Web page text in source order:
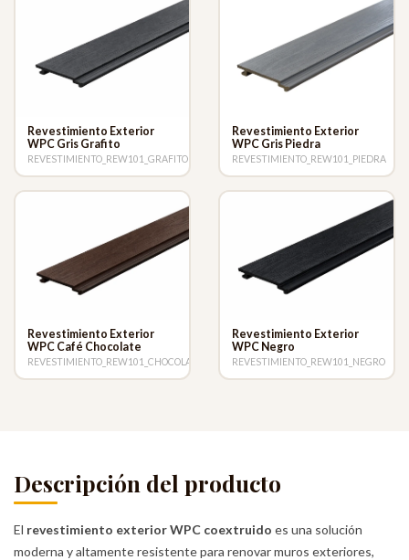
Revestimiento Exterior
WPC Gris Grafito
REVESTIMIENTO_REW101_GRAFITO
Revestimiento Exterior
WPC Gris Piedra
REVESTIMIENTO_REW101_PIEDRA
Revestimiento Exterior
WPC Café Chocolate
REVESTIMIENTO_REW101_CHOCOLATE
Revestimiento Exterior
WPC Negro
REVESTIMIENTO_REW101_NEGRO
Descripción del producto
El revestimiento exterior WPC coextruido es una solución
moderna y altamente resistente para renovar muros exteriores,